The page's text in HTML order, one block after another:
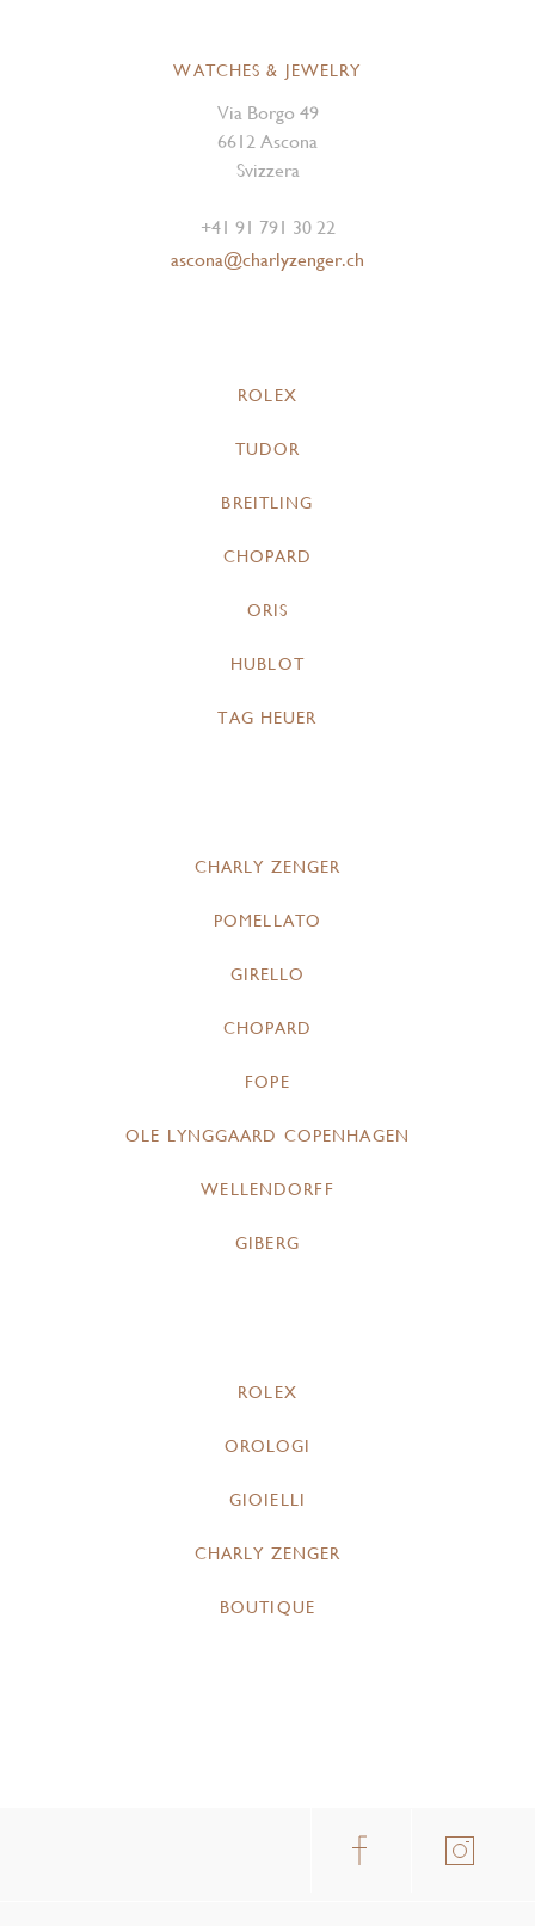
WATCHES & JEWELRY
Via Borgo 49
6612 Ascona
Svizzera
+41 91 791 30 22
ascona@charlyzenger.ch
ROLEX
TUDOR
BREITLING
CHOPARD
ORIS
HUBLOT
TAG HEUER
CHARLY ZENGER
POMELLATO
GIRELLO
CHOPARD
FOPE
OLE LYNGGAARD COPENHAGEN
WELLENDORFF
GIBERG
ROLEX
OROLOGI
GIOIELLI
CHARLY ZENGER
BOUTIQUE